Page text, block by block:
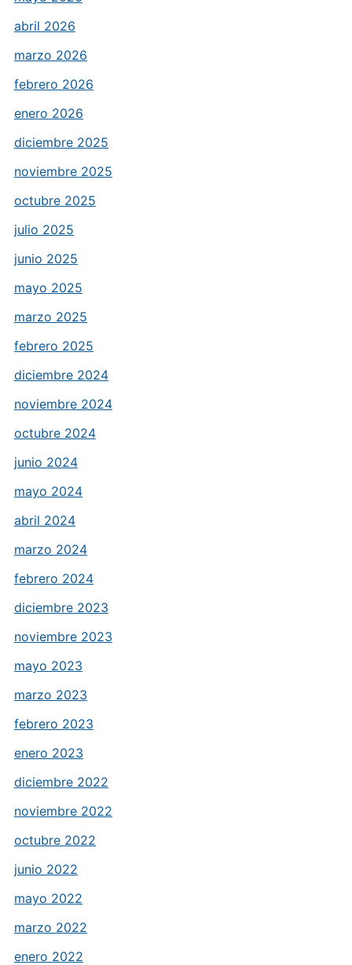
abril 2026
marzo 2026
febrero 2026
enero 2026
diciembre 2025
noviembre 2025
octubre 2025
julio 2025
junio 2025
mayo 2025
marzo 2025
febrero 2025
diciembre 2024
noviembre 2024
octubre 2024
junio 2024
mayo 2024
abril 2024
marzo 2024
febrero 2024
diciembre 2023
noviembre 2023
mayo 2023
marzo 2023
febrero 2023
enero 2023
diciembre 2022
noviembre 2022
octubre 2022
junio 2022
mayo 2022
marzo 2022
enero 2022